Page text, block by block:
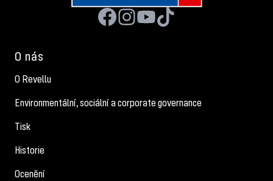
O nás
O Revellu
Environmentální, sociální a corporate governance
Tisk
Historie
Ocenění